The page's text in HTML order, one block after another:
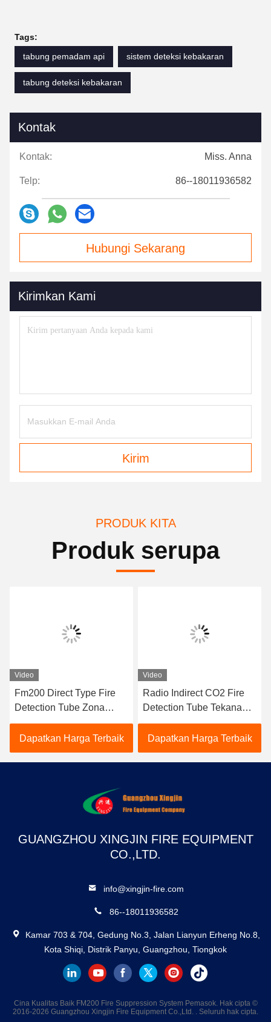
Tags:
tabung pemadam api
sistem deteksi kebakaran
tabung deteksi kebakaran
Kontak
Kontak: Miss. Anna
Telp: 86--18011936582
Hubungi Sekarang
Kirimkan Kami
Kirim
PRODUK KITA
Produk serupa
Video
Fm200 Direct Type Fire
Detection Tube Zona
Tunggal Untuk Ruang
Server / Pusat Data
Dapatkan Harga Terbaik
Video
Radio Indirect CO2 Fire
Detection Tube Tekanan
Kerja 5,7Mpa Kualitas
tinggi Harga murah
Dapatkan Harga Terbaik
GUANGZHOU XINGJIN FIRE EQUIPMENT
CO.,LTD.
info@xingjin-fire.com
86--18011936582
Kamar 703 & 704, Gedung No.3, Jalan Lianyun Erheng No.8,
Kota Shiqi, Distrik Panyu, Guangzhou, Tiongkok
Cina Kualitas Baik FM200 Fire Suppression System Pemasok. Hak cipta ©
2016-2026 Guangzhou Xingjin Fire Equipment Co.,Ltd. . Seluruh hak cipta.